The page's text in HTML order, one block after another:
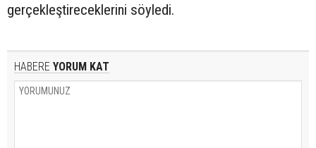
gerçekleştireceklerini söyledi.
HABERE YORUM KAT